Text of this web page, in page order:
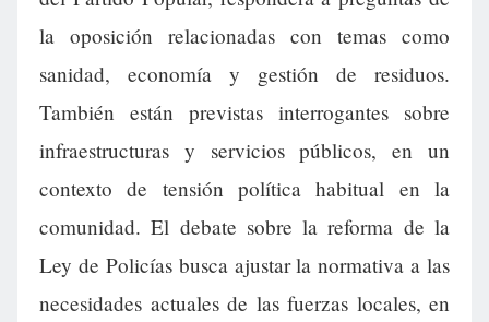
la oposición relacionadas con temas como
sanidad, economía y gestión de residuos.
También están previstas interrogantes sobre
infraestructuras y servicios públicos, en un
contexto de tensión política habitual en la
comunidad. El debate sobre la reforma de la
Ley de Policías busca ajustar la normativa a las
necesidades actuales de las fuerzas locales, en